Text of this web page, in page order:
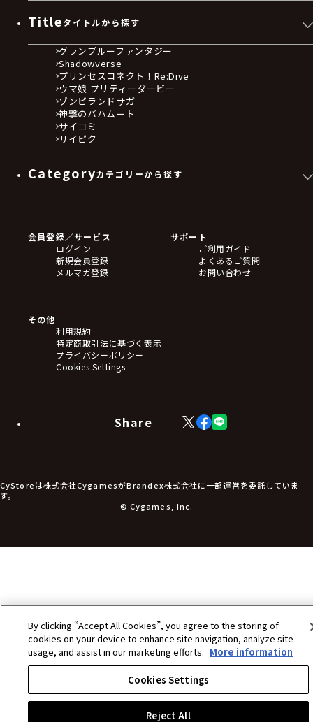
Titleタイトルから探す
グランブルーファンタジー
Shadowverse
プリンセスコネクト！Re:Dive
ウマ娘 プリティーダービー
ゾンビランドサガ
神撃のバハムート
サイコミ
サイピク
Categoryカテゴリーから探す
フィギュア
アクリルスタンド
バッジ
キーホルダー・ストラップ
ステッカー・シール・カード
タペストリー・ポスター
アームサポーター
ブレードホルダー
食品・飲料品
アパレル小物
アクセサリー
会員登録／サービス
ログイン
新規会員登録
メルマガ登録
サポート
ご利用ガイド
よくあるご質問
お問い合わせ
その他
利用規約
特定商取引法に基づく表示
プライバシーポリシー
Cookies Settings
Share
X
(Twitter)
Facebook
LINE
CyStoreは株式会社CygamesがBrandex株式会社に一部運営を委託していま
す。
© Cygames, Inc.
By clicking “Accept All Cookies”, you agree to the storing of
cookies on your device to enhance site navigation, analyze site
usage, and assist in our marketing efforts. More information
Cookies Settings
Reject All